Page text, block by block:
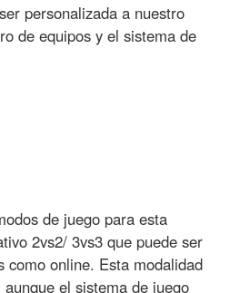
personalizada a nuestro
de equipos y el sistema de
de juego para esta
2vs2/ 3vs3 que puede ser
como online. Esta modalidad
el sistema de juego